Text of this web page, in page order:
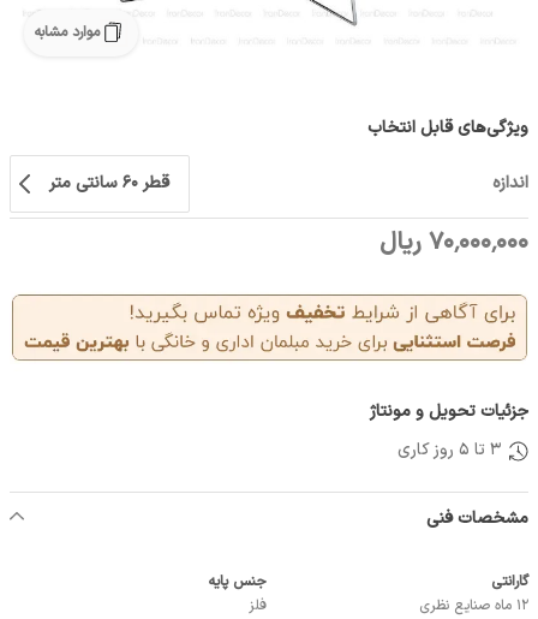
موارد مشابه
ویژگی‌های قابل انتخاب
اندازه قطر 60 سانتی متر
70٬000٬000 ریال
جزئیات تحویل و مونتاژ
3 تا 5 روز کاری
مشخصات فنی
گارانتی
12 ماه صنایع نظری
جنس پایه
فلز